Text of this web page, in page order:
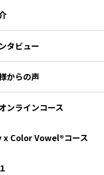
タビュー
からの声
ンラインコース
x Color Vowel®︎コース